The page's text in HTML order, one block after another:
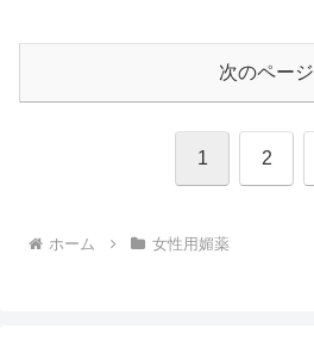
次のページ
1 2
ホーム 女性用媚薬